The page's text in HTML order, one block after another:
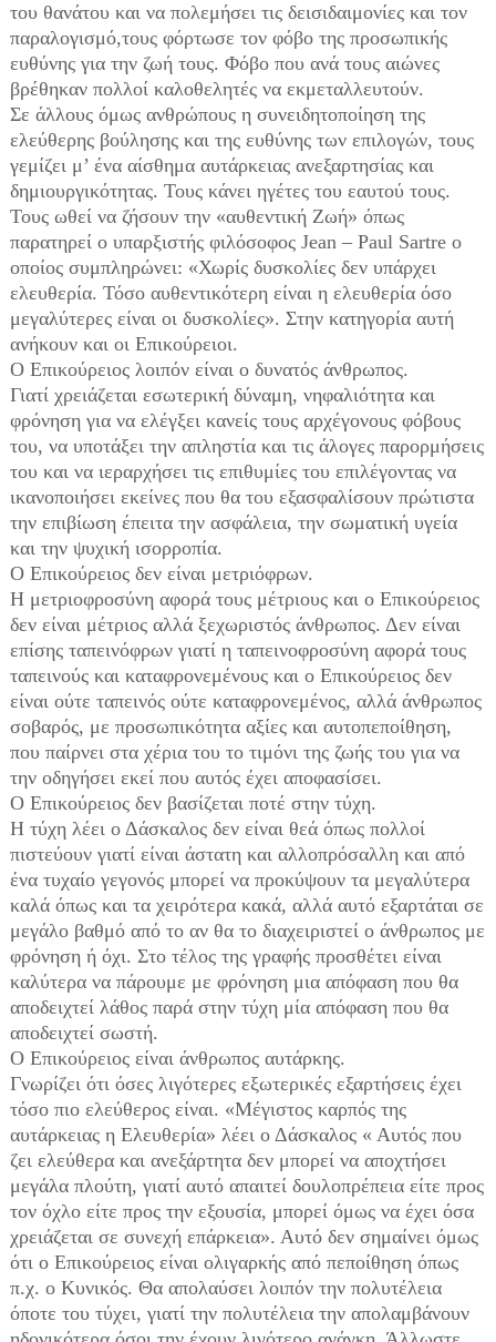
του θανάτου και να πολεμήσει τις δεισιδαιμονίες και τον
παραλογισμό,τους φόρτωσε τον φόβο της προσωπικής
ευθύνης για την ζωή τους. Φόβο που ανά τους αιώνες
βρέθηκαν πολλοί καλοθελητές να εκμεταλλευτούν.
Σε άλλους όμως ανθρώπους η συνειδητοποίηση της
ελεύθερης βούλησης και της ευθύνης των επιλογών, τους
γεμίζει μ’ ένα αίσθημα αυτάρκειας ανεξαρτησίας και
δημιουργικότητας. Τους κάνει ηγέτες του εαυτού τους.
Τους ωθεί να ζήσουν την «αυθεντική Ζωή» όπως
παρατηρεί ο υπαρξιστής φιλόσοφος Jean – Paul Sartre ο
οποίος συμπληρώνει: «Χωρίς δυσκολίες δεν υπάρχει
ελευθερία. Τόσο αυθεντικότερη είναι η ελευθερία όσο
μεγαλύτερες είναι οι δυσκολίες». Στην κατηγορία αυτή
ανήκουν και οι Επικούρειοι.
Ο Επικούρειος λοιπόν είναι ο δυνατός άνθρωπος.
Γιατί χρειάζεται εσωτερική δύναμη, νηφαλιότητα και
φρόνηση για να ελέγξει κανείς τους αρχέγονους φόβους
του, να υποτάξει την απληστία και τις άλογες παρορμήσεις
του και να ιεραρχήσει τις επιθυμίες του επιλέγοντας να
ικανοποιήσει εκείνες που θα του εξασφαλίσουν πρώτιστα
την επιβίωση έπειτα την ασφάλεια, την σωματική υγεία
και την ψυχική ισορροπία.
Ο Επικούρειος δεν είναι μετριόφρων.
Η μετριοφροσύνη αφορά τους μέτριους και ο Επικούρειος
δεν είναι μέτριος αλλά ξεχωριστός άνθρωπος. Δεν είναι
επίσης ταπεινόφρων γιατί η ταπεινοφροσύνη αφορά τους
ταπεινούς και καταφρονεμένους και ο Επικούρειος δεν
είναι ούτε ταπεινός ούτε καταφρονεμένος, αλλά άνθρωπος
σοβαρός, με προσωπικότητα αξίες και αυτοπεποίθηση,
που παίρνει στα χέρια του το τιμόνι της ζωής του για να
την οδηγήσει εκεί που αυτός έχει αποφασίσει.
Ο Επικούρειος δεν βασίζεται ποτέ στην τύχη.
Η τύχη λέει ο Δάσκαλος δεν είναι θεά όπως πολλοί
πιστεύουν γιατί είναι άστατη και αλλοπρόσαλλη και από
ένα τυχαίο γεγονός μπορεί να προκύψουν τα μεγαλύτερα
καλά όπως και τα χειρότερα κακά, αλλά αυτό εξαρτάται σε
μεγάλο βαθμό από το αν θα το διαχειριστεί ο άνθρωπος με
φρόνηση ή όχι. Στο τέλος της γραφής προσθέτει είναι
καλύτερα να πάρουμε με φρόνηση μια απόφαση που θα
αποδειχτεί λάθος παρά στην τύχη μία απόφαση που θα
αποδειχτεί σωστή.
Ο Επικούρειος είναι άνθρωπος αυτάρκης.
Γνωρίζει ότι όσες λιγότερες εξωτερικές εξαρτήσεις έχει
τόσο πιο ελεύθερος είναι. «Μέγιστος καρπός της
αυτάρκειας η Ελευθερία» λέει ο Δάσκαλος « Αυτός που
ζει ελεύθερα και ανεξάρτητα δεν μπορεί να αποχτήσει
μεγάλα πλούτη, γιατί αυτό απαιτεί δουλοπρέπεια είτε προς
τον όχλο είτε προς την εξουσία, μπορεί όμως να έχει όσα
χρειάζεται σε συνεχή επάρκεια». Αυτό δεν σημαίνει όμως
ότι ο Επικούρειος είναι ολιγαρκής από πεποίθηση όπως
π.χ. ο Κυνικός. Θα απολαύσει λοιπόν την πολυτέλεια
όποτε του τύχει, γιατί την πολυτέλεια την απολαμβάνουν